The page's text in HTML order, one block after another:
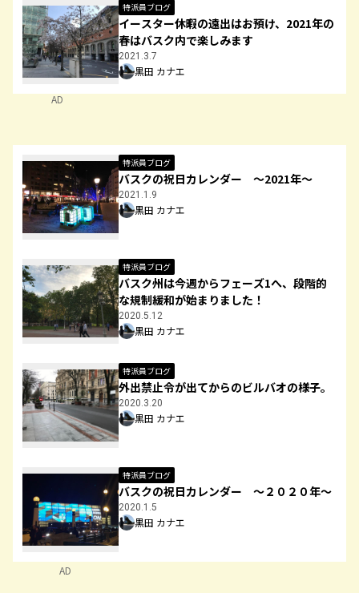
特派員ブログ
イースター休暇の遠出はお預け、2021年の
春はバスク内で楽しみます
2021.3.7
黒田 カナエ
AD
特派員ブログ
バスクの祝日カレンダー ～2021年～
2021.1.9
黒田 カナエ
特派員ブログ
バスク州は今週からフェーズ1へ、段階的
な規制緩和が始まりました！
2020.5.12
黒田 カナエ
特派員ブログ
外出禁止令が出てからのビルバオの様子。
2020.3.20
黒田 カナエ
特派員ブログ
バスクの祝日カレンダー ～２０２０年～
2020.1.5
黒田 カナエ
AD